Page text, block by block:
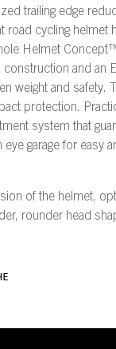
trailing edge
road cycling helmet
Helmet
and an
weight and safety.
protection.
system that
garage for easy
of the helmet,
rounder head